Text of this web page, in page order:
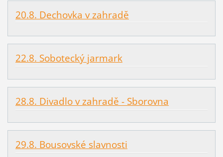
20.8. Dechovka v zahradě
22.8. Sobotecký jarmark
28.8. Divadlo v zahradě - Sborovna
29.8. Bousovské slavnosti